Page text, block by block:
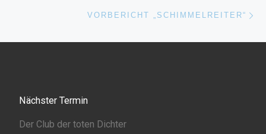
VORBERICHT „SCHIMMELREITER“
Nächster Termin
Der Club der toten Dichter